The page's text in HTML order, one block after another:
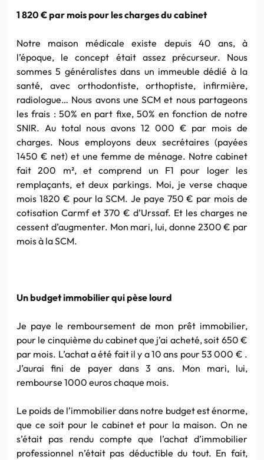
1 820 € par mois pour les charges du cabinet
Notre maison médicale existe depuis 40 ans, à
l’époque, le concept était assez précurseur. Nous
sommes 5 généralistes dans un immeuble dédié à la
santé, avec orthodontiste, orthoptiste, infirmière,
radiologue… Nous avons une SCM et nous partageons
les frais : 50% en part fixe, 50% en fonction de notre
SNIR. Au total nous avons 12 000 € par mois de
charges. Nous employons deux secrétaires (payées
1450 € net) et une femme de ménage. Notre cabinet
fait 200 m², et comprend un F1 pour loger les
remplaçants, et deux parkings. Moi, je verse chaque
mois 1820 € pour la SCM. Je paye 750 € par mois de
cotisation Carmf et 370 € d’Urssaf. Et les charges ne
cessent d’augmenter. Mon mari, lui, donne 2300 € par
mois à la SCM.
Un budget immobilier qui pèse lourd
Je paye le remboursement de mon prêt immobilier,
pour le cinquième du cabinet que j’ai acheté, soit 650 €
par mois. L’achat a été fait il y a 10 ans pour 53 000 € .
J’aurai fini de payer dans 3 ans. Mon mari, lui,
rembourse 1000 euros chaque mois.
Le poids de l’immobilier dans notre budget est énorme,
que ce soit pour le cabinet et pour la maison. On ne
s’était pas rendu compte que l’achat d’immobilier
professionnel n’était pas déductible du tout. En fait,